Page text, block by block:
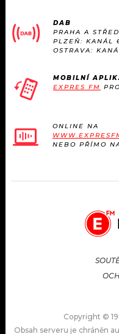
DAB
PRAHA A
PLZEŇ: KANÁL
OSTRAVA:
MOBILNÍ
EXPRES FM
ONLINE NA
NEBO PŘÍMO
Copyright ©
Obsah serveru je chráněn